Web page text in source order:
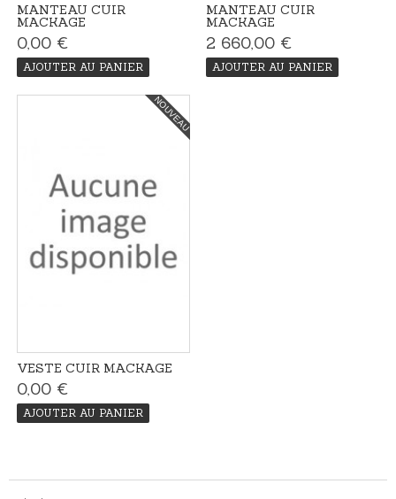
MANTEAU CUIR
MACKAGE
0,00 €
AJOUTER AU PANIER
MANTEAU CUIR
MACKAGE
2 660,00 €
AJOUTER AU PANIER
NOUVEAU
VESTE CUIR MACKAGE
0,00 €
AJOUTER AU PANIER